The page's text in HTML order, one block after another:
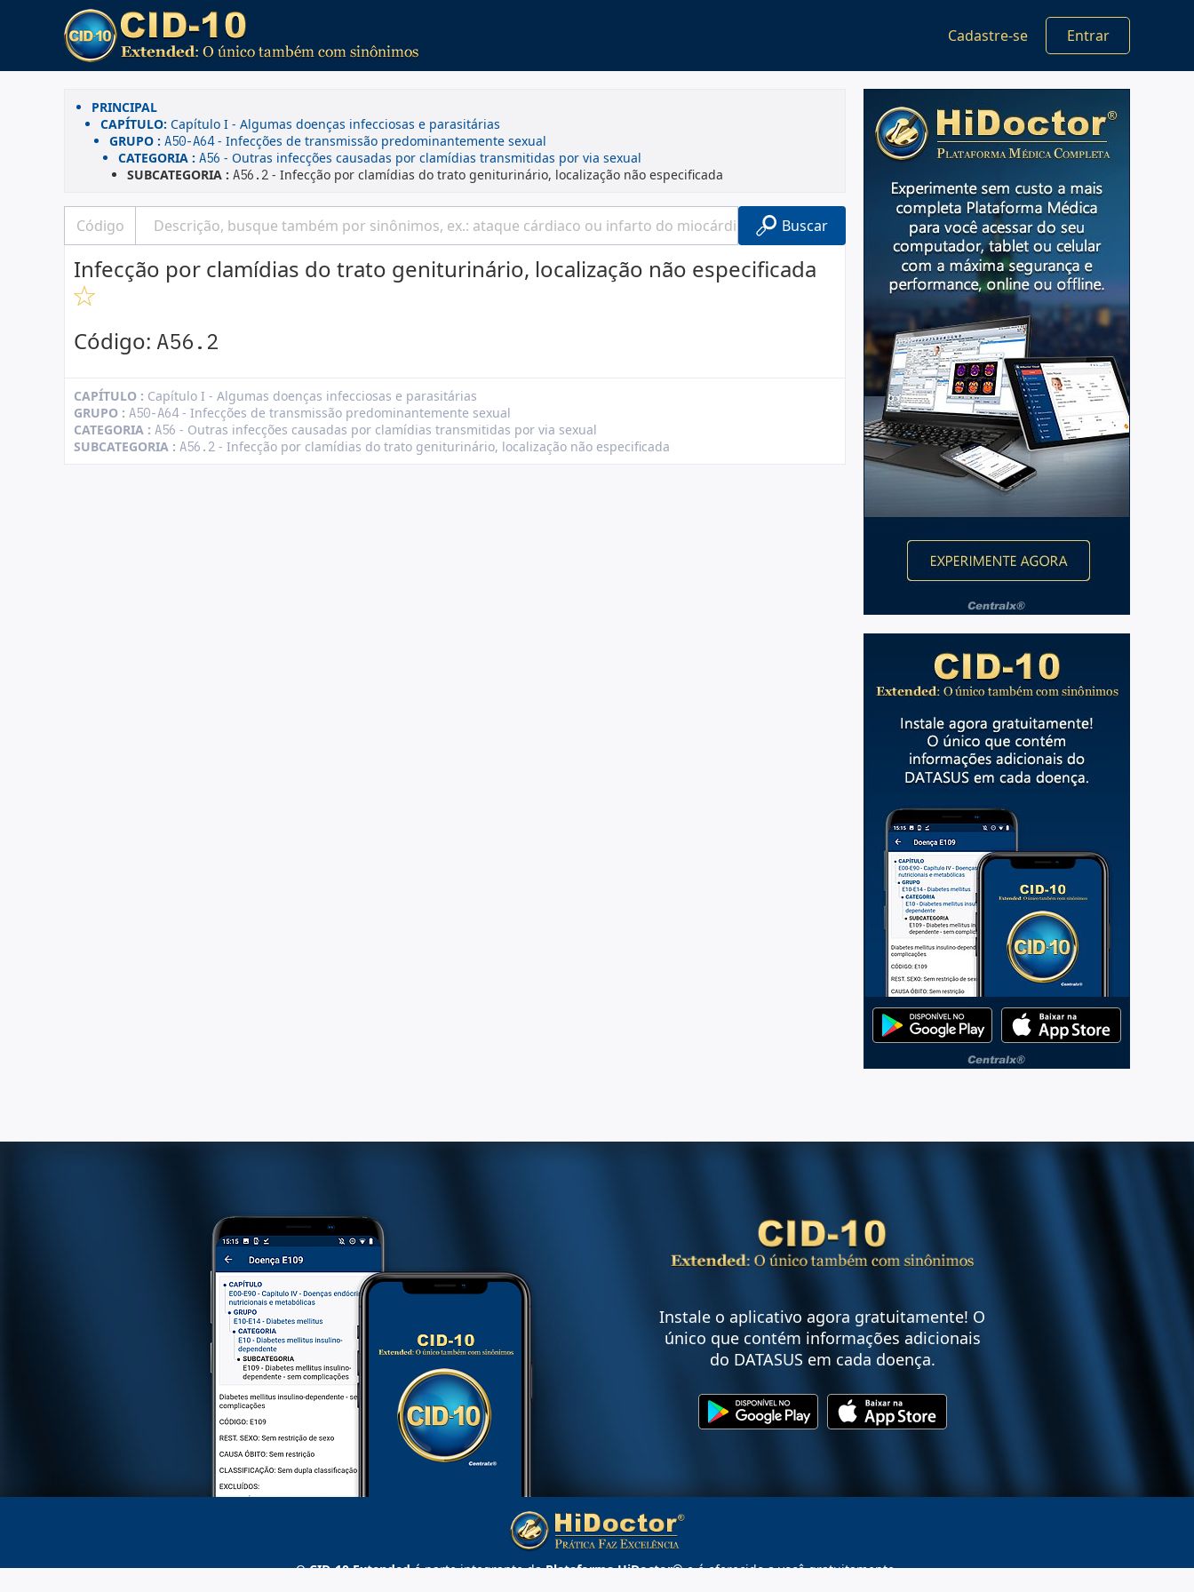
Cadastre-se Entrar
PRINCIPAL
CAPÍTULO: Capítulo I - Algumas doenças infecciosas e parasitárias
GRUPO : A50-A64- Infecções de transmissão predominantemente sexual
CATEGORIA : A56 - Outras infecções causadas por clamídias transmitidas por via sexual
SUBCATEGORIA : A56.2 - Infecção por clamídias do trato geniturinário, localização não especificada
Buscar
Infecção por clamídias do trato geniturinário, localização não especificada
Código: A56.2
CAPÍTULO : Capítulo I - Algumas doenças infecciosas e parasitárias
GRUPO : A50-A64- Infecções de transmissão predominantemente sexual
CATEGORIA : A56 - Outras infecções causadas por clamídias transmitidas por via sexual
SUBCATEGORIA : A56.2 - Infecção por clamídias do trato geniturinário, localização não especificada
Instale o aplicativo agora gratuitamente! O
único que contém informações adicionais
do DATASUS em cada doença.
OCID-10 Extendedé parte integrante daPlataforma HiDoctor®e é oferecido a você gratuitamente.